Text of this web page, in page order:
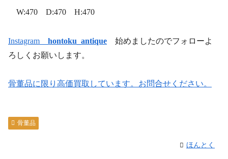
W:470 D:470 H:470
Instagram hontoku_antique 始めましたのでフォローよ
ろしくお願いします。
骨董品に限り高価買取しています。お問合せください。
骨董品
ほんとく